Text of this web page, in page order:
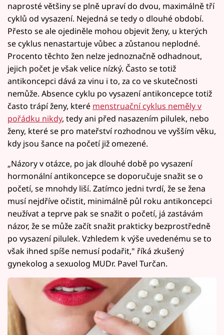
naprosté většiny se plně upraví do dvou, maximálně tří
cyklů od vysazení. Nejedná se tedy o dlouhé období.
Přesto se ale ojediněle mohou objevit ženy, u kterých
se cyklus nenastartuje vůbec a zůstanou neplodné.
Procento těchto žen nelze jednoznačně odhadnout,
jejich počet je však velice nízký. Často se totiž
antikoncepci dává za vinu i to, za co ve skutečnosti
nemůže. Absence cyklu po vysazení antikoncepce totiž
často trápí ženy, které menstruační cyklus neměly v
pořádku nikdy, tedy ani před nasazením pilulek, nebo
ženy, které se pro mateřství rozhodnou ve vyšším věku,
kdy jsou šance na početí již omezené.
„Názory v otázce, po jak dlouhé době po vysazení
hormonální antikoncepce se doporučuje snažit se o
početí, se mnohdy liší. Zatímco jedni tvrdí, že se žena
musí nejdříve očistit, minimálně půl roku antikoncepci
neužívat a teprve pak se snažit o početí, já zastávám
názor, že se může začít snažit prakticky bezprostředně
po vysazení pilulek. Vzhledem k výše uvedenému se to
však ihned spíše nemusí podařit," říká zkušený
gynekolog a sexuolog MUDr. Pavel Turčan.